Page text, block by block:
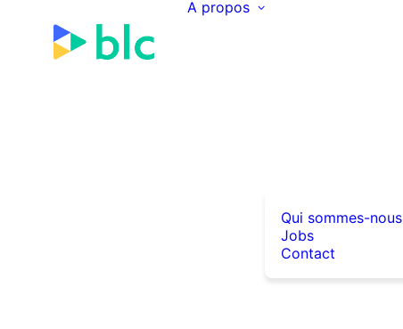
A propos
Qui sommes-nous
Jobs
Contact